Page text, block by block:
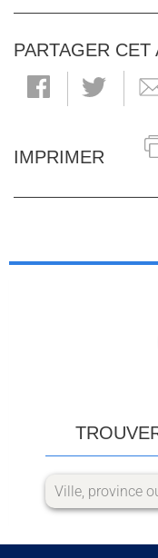
PARTAGER CET
IMPRIMER